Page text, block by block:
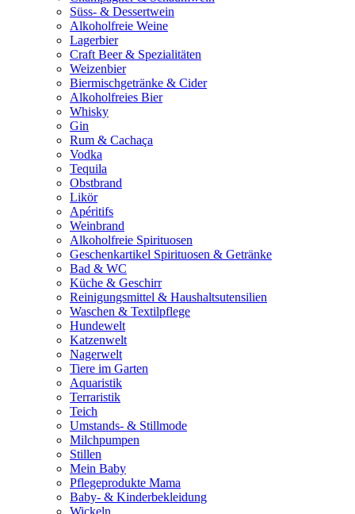
Süss- & Dessertwein
Alkoholfreie Weine
Lagerbier
Craft Beer & Spezialitäten
Weizenbier
Biermischgetränke & Cider
Alkoholfreies Bier
Whisky
Gin
Rum & Cachaça
Vodka
Tequila
Obstbrand
Likör
Apéritifs
Weinbrand
Alkoholfreie Spirituosen
Geschenkartikel Spirituosen & Getränke
Bad & WC
Küche & Geschirr
Reinigungsmittel & Haushaltsutensilien
Waschen & Textilpflege
Hundewelt
Katzenwelt
Nagerwelt
Tiere im Garten
Aquaristik
Terraristik
Teich
Umstands- & Stillmode
Milchpumpen
Stillen
Mein Baby
Pflegeprodukte Mama
Baby- & Kinderbekleidung
Wickeln